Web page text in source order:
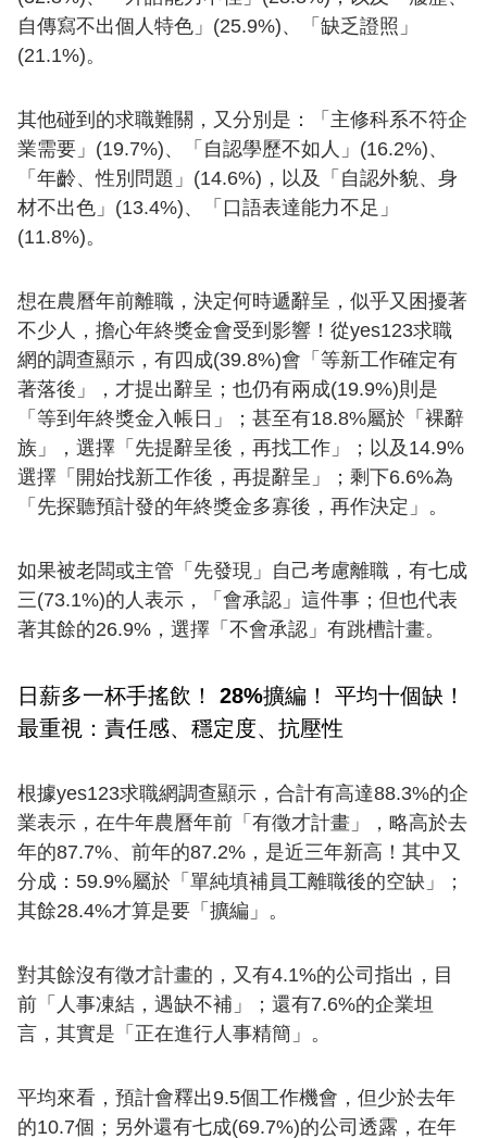
自傳寫不出個人特色」(25.9%)、「缺乏證照」
(21.1%)。
其他碰到的求職難關，又分別是：「主修科系不符企
業需要」(19.7%)、「自認學歷不如人」(16.2%)、
「年齡、性別問題」(14.6%)，以及「自認外貌、身
材不出色」(13.4%)、「口語表達能力不足」
(11.8%)。
想在農曆年前離職，決定何時遞辭呈，似乎又困擾著
不少人，擔心年終獎金會受到影響！從yes123求職
網的調查顯示，有四成(39.8%)會「等新工作確定有
著落後」，才提出辭呈；也仍有兩成(19.9%)則是
「等到年終獎金入帳日」；甚至有18.8%屬於「裸辭
族」，選擇「先提辭呈後，再找工作」；以及14.9%
選擇「開始找新工作後，再提辭呈」；剩下6.6%為
「先探聽預計發的年終獎金多寡後，再作決定」。
如果被老闆或主管「先發現」自己考慮離職，有七成
三(73.1%)的人表示，「會承認」這件事；但也代表
著其餘的26.9%，選擇「不會承認」有跳槽計畫。
日薪多一杯手搖飲！ 28%擴編！ 平均十個缺！
最重視：責任感、穩定度、抗壓性
根據yes123求職網調查顯示，合計有高達88.3%的企
業表示，在牛年農曆年前「有徵才計畫」，略高於去
年的87.7%、前年的87.2%，是近三年新高！其中又
分成：59.9%屬於「單純填補員工離職後的空缺」；
其餘28.4%才算是要「擴編」。
對其餘沒有徵才計畫的，又有4.1%的公司指出，目
前「人事凍結，遇缺不補」；還有7.6%的企業坦
言，其實是「正在進行人事精簡」。
平均來看，預計會釋出9.5個工作機會，但少於去年
的10.7個；另外還有七成(69.7%)的公司透露，在年